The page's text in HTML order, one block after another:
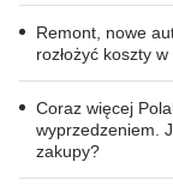
Remont, nowe
rozłożyć koszty
Coraz więcej
wyprzedzeniem.
zakupy?